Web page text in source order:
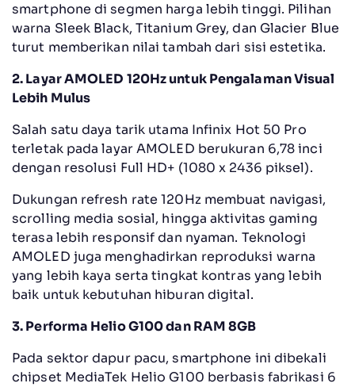
smartphone di segmen harga lebih tinggi. Pilihan
warna Sleek Black, Titanium Grey, dan Glacier Blue
turut memberikan nilai tambah dari sisi estetika.
2. Layar AMOLED 120Hz untuk Pengalaman Visual
Lebih Mulus
Salah satu daya tarik utama Infinix Hot 50 Pro
terletak pada layar AMOLED berukuran 6,78 inci
dengan resolusi Full HD+ (1080 x 2436 piksel).
Dukungan refresh rate 120Hz membuat navigasi,
scrolling media sosial, hingga aktivitas gaming
terasa lebih responsif dan nyaman. Teknologi
AMOLED juga menghadirkan reproduksi warna
yang lebih kaya serta tingkat kontras yang lebih
baik untuk kebutuhan hiburan digital.
3. Performa Helio G100 dan RAM 8GB
Pada sektor dapur pacu, smartphone ini dibekali
chipset MediaTek Helio G100 berbasis fabrikasi 6